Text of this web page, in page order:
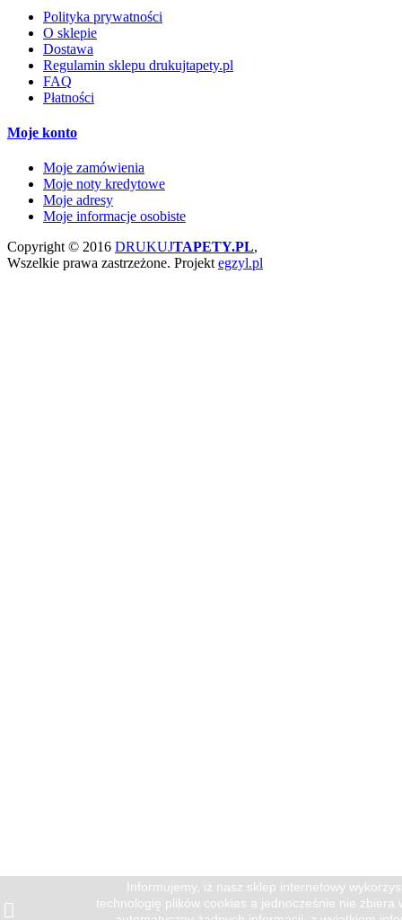
Polityka prywatności
O sklepie
Dostawa
Regulamin sklepu drukujtapety.pl
FAQ
Płatności
Moje konto
Moje zamówienia
Moje noty kredytowe
Moje adresy
Moje informacje osobiste
Informujemy, iż nasz sklep internetowy
technologię plików cookies a jednocześnie nie zbiera
Copyright © 2016 DRUKUJTAPETY.PL,
Wszelkie prawa zastrzeżone. Projekt egzyl.pl